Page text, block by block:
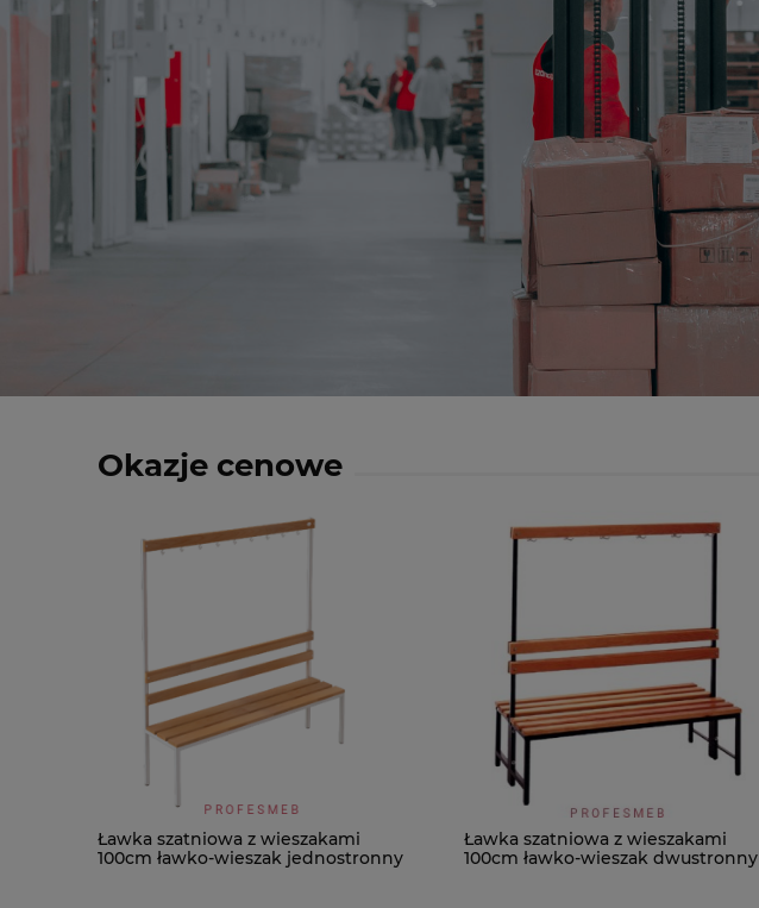
Okazje cenowe
Ławka szatniowa z wieszakami
100cm ławko-wieszak jednostronny
Ławka szatniowa z wieszakami
100cm ławko-wieszak dwustronny